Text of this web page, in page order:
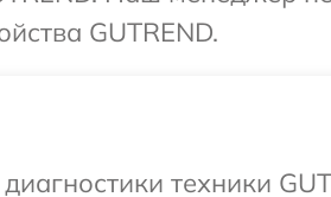
GUTREND.
техники